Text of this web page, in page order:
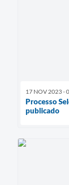
17 NOV 2023 -
Processo
publicado